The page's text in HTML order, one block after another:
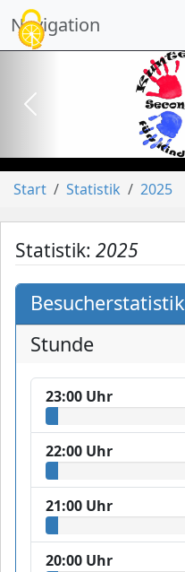
Navigation
vorheriges
Start Statistik 2025
Statistik: 2025
Besucherstatistik
Stunde
23:00 Uhr
22:00 Uhr
21:00 Uhr
20:00 Uhr
Cookie-Einstellungen